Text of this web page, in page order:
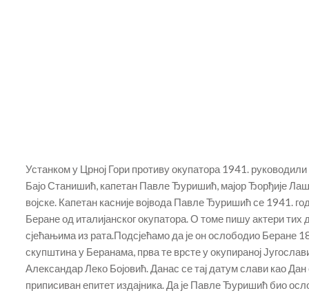
Устанком у Црној Гори противу окупатора 1941.
Бајо Станишић, капетан Павле Ђуришић, мајор Ђорђије
војске. Капетан касније војвода Павле Ђуришић се 1941.
Беране од италијанског окупатора. О томе пишу актери тих
сјећањима из рата.Подсјећамо да је он ослободио Беране
скупштина у Беранама, прва те врсте у окупираној
Александар Леко Бојовић. Данас се тај датум слави као
приписиван епитет издајника. Да је Павле Ђуришић био